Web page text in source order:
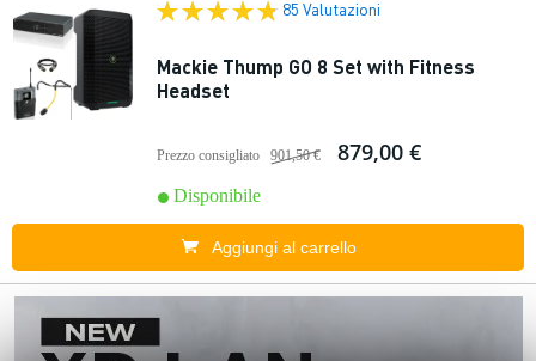
85 Valutazioni
Mackie Thump GO 8 Set with Fitness
Headset
Prezzo consigliato 901,50 € 879,00 €
Disponibile
Aggiungi al carrello